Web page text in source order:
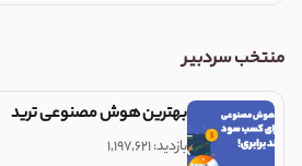
منتخب سردبیر
بهترین هوش مصنوعی ترید
بازدید: ۱,۱۹۷,۶۲۱